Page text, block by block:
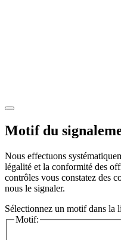
Motif du
Nous effectuons
légalité et la conformité des
contrôles vous constatez des
nous le signaler.
Sélectionnez un motif dans la
Motif: